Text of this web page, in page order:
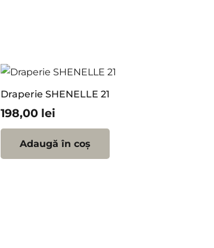
Draperie SHENELLE 21
198,00 lei
Adaugă în coș